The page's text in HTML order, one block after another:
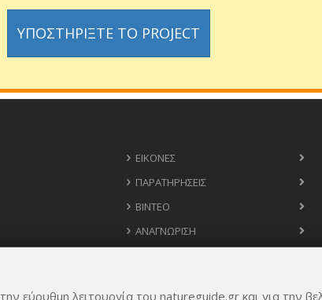
ΥΠΟΣΤΗΡΊΞΤΕ ΤΟ PROJECT
ΕΙΚΌΝΕΣ
ΠΑΡΑΤΗΡΉΣΕΙΣ
ΒΊΝΤΕΟ
ΑΝΑΓΝΏΡΙΣΗ
εύρυθμη λειτουργία του natureguide.gr και για την